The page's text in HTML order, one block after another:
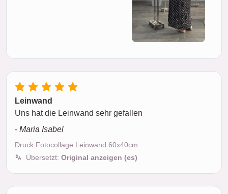
Leinwand
Uns hat die Leinwand sehr gefallen
- Maria Isabel
Druck Fotocollage Leinwand 60x40cm
Übersetzt: Original anzeigen (es)